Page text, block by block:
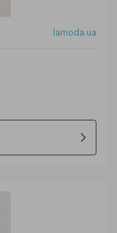
lamoda.ua